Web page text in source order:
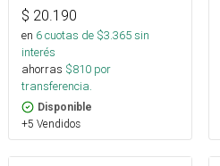
$ 20.190
en 6cuotas de $3.365sin
interés
ahorras $810 por
transferencia.
Disponible
+5 Vendidos